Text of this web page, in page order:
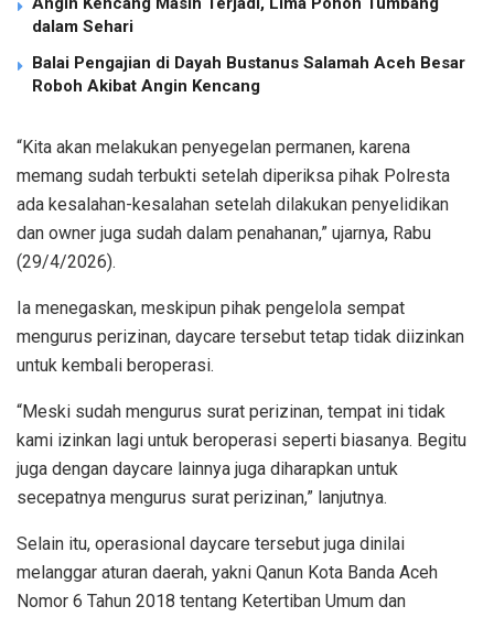
dalam Sehari
Balai Pengajian di Dayah Bustanus Salamah Aceh Besar
Roboh Akibat Angin Kencang
“Kita akan melakukan penyegelan permanen, karena
memang sudah terbukti setelah diperiksa pihak Polresta
ada kesalahan-kesalahan setelah dilakukan penyelidikan
dan owner juga sudah dalam penahanan,” ujarnya, Rabu
(29/4/2026).
Ia menegaskan, meskipun pihak pengelola sempat
mengurus perizinan, daycare tersebut tetap tidak diizinkan
untuk kembali beroperasi.
“Meski sudah mengurus surat perizinan, tempat ini tidak
kami izinkan lagi untuk beroperasi seperti biasanya. Begitu
juga dengan daycare lainnya juga diharapkan untuk
secepatnya mengurus surat perizinan,” lanjutnya.
Selain itu, operasional daycare tersebut juga dinilai
melanggar aturan daerah, yakni Qanun Kota Banda Aceh
Nomor 6 Tahun 2018 tentang Ketertiban Umum dan